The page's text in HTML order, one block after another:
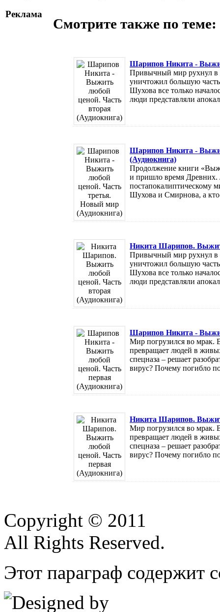
Реклама
Смотрите также по теме:
Шарипов Никита -
Привычный мир рухнул в
уничтожил большую
Шухова все только
люди представляли
Шарипов Никита -
(Аудиокнига)
Продолжение книги
и пришло время Древних.
постапокалиптическому
Шухова и Смирнова, а
Никита Шарипов.
Привычный мир рухнул в
уничтожил большую
Шухова все только
люди представляли
Шарипов Никита -
Мир погрузился во мрак.
превращает людей в
спецназа – решает
вирус? Почему погибло
Никита Шарипов.
Мир погрузился во мрак.
превращает людей в
спецназа – решает
вирус? Почему погибло
Copyright © 2011
All Rights Reserved.
Этот параграф содержит